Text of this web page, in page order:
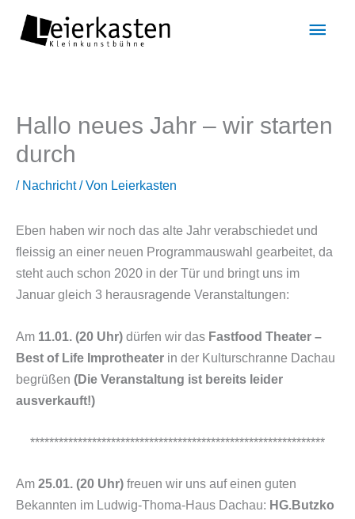
Inhalt
Hallo neues Jahr – wir starten
durch
/ Nachricht/ Von Leierkasten
Eben haben wir noch das alte Jahr verabschiedet und
fleissig an einer neuen Programmauswahl gearbeitet, da
steht auch schon 2020 in der Tür und bringt uns im
Januar gleich 3 herausragende Veranstaltungen:
Am 11.01. (20 Uhr) dürfen wir das Fastfood Theater –
Best of Life Improtheater in der Kulturschranne Dachau
begrüßen (Die Veranstaltung ist bereits leider
ausverkauft!)
**************************************************************
Am 25.01. (20 Uhr) freuen wir uns auf einen guten
Bekannten im Ludwig-Thoma-Haus Dachau: HG.Butzko